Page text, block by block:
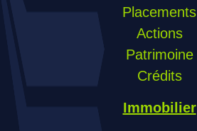
Placements
Actions
Patrimoine
Crédits
Immobilier